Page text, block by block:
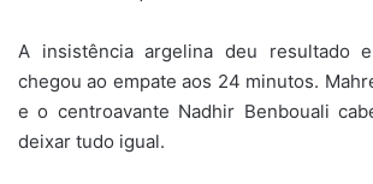
A insistência argelina deu resultado
chegou ao empate aos 24 minutos.
e o centroavante Nadhir Benbouali
deixar tudo igual.